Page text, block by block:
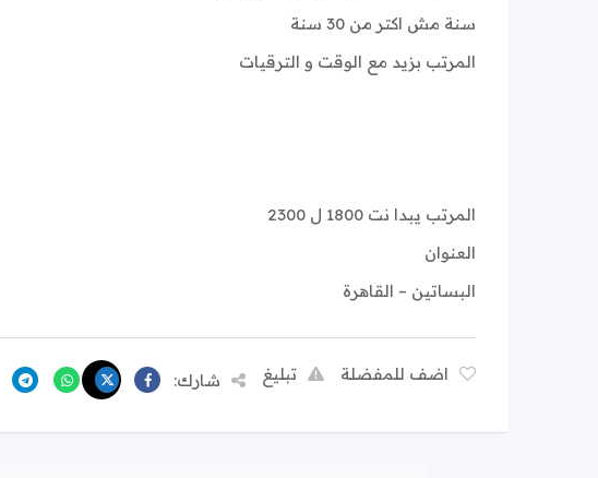
سنة مش اكتر من 30 سنة
المرتب بزيد مع الوقت و الترقيات
المرتب يبدا نت 1800 ل 2300
العنوان
البساتين – القاهرة
اضف للمفضلة تبليغ شارك: